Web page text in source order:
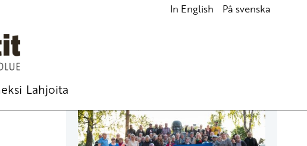
In English På svenska
Lahjoita